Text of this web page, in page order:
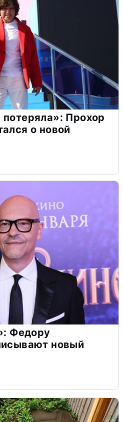
Прохор
о новой
Федору
новый